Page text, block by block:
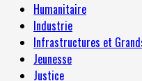
Humanitaire
Industrie
Infrastructures et
Jeunesse
Justice